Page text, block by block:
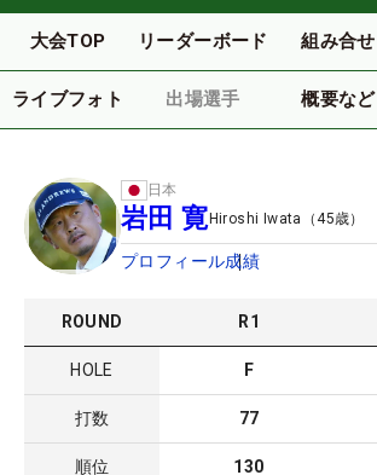
大会TOP リーダーボード 組み合せ
ライブフォト 出場選手 概要など
日本
岩田 寛Hiroshi Iwata （ 45歳）
プロフィール成績
ROUND R1
HOLE F
打数 77
順位 130